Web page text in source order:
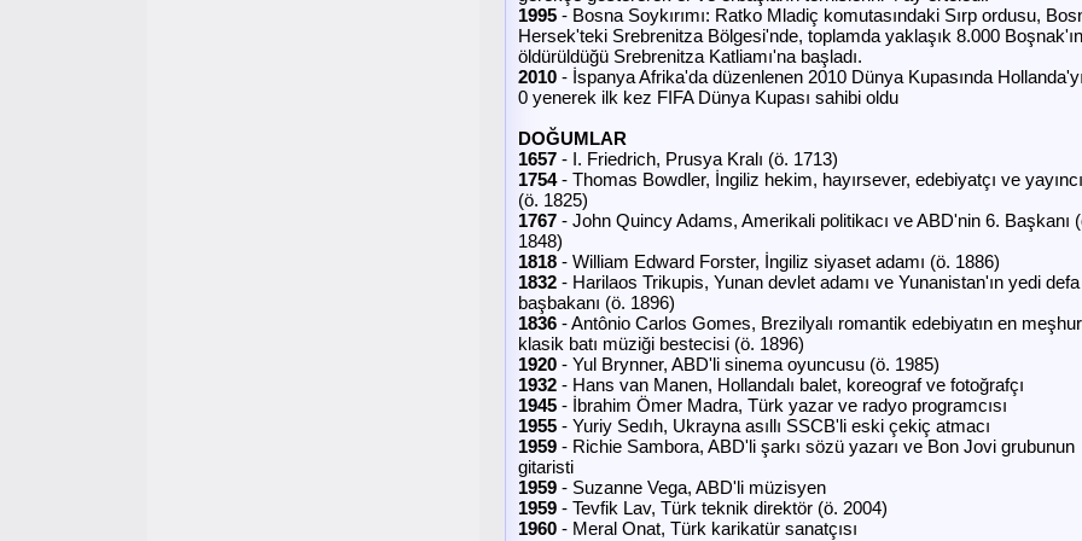
1995 - Bosna Soykırımı: Ratko Mladiç komutasındaki Sırp ordusu,
Hersek'teki Srebrenitza Bölgesi'nde, toplamda yaklaşık 8.000 Boşnak'ın
öldürüldüğü Srebrenitza Katliamı'na başladı.
2010 - İspanya Afrika'da düzenlenen 2010 Dünya Kupasında
0 yenerek ilk kez FIFA Dünya Kupası sahibi oldu
DOĞUMLAR
1657 - I. Friedrich, Prusya Kralı (ö. 1713)
1754- Thomas Bowdler, İngiliz hekim, hayırsever, edebiyatçı ve yayıncı
(ö. 1825)
1767 - John Quincy Adams, Amerikali politikacı ve ABD'nin 6. Başkanı
1848)
1818 - William Edward Forster, İngiliz siyaset adamı (ö. 1886)
1832 - Harilaos Trikupis, Yunan devlet adamı ve Yunanistan'ın yedi defa
başbakanı (ö. 1896)
1836 - Antônio Carlos Gomes, Brezilyalı romantik edebiyatın en meşhur
klasik batı müziği bestecisi (ö. 1896)
1920 - Yul Brynner, ABD'li sinema oyuncusu (ö. 1985)
1932 - Hans van Manen, Hollandalı balet, koreograf ve fotoğrafçı
1945 - İbrahim Ömer Madra, Türk yazar ve radyo programcısı
1955 - Yuriy Sedıh, Ukrayna asıllı SSCB'li eski çekiç atmacı
1959 - Richie Sambora, ABD'li şarkı sözü yazarı ve Bon Jovi grubunun
gitaristi
1959 - Suzanne Vega, ABD'li müzisyen
1959 - Tevfik Lav, Türk teknik direktör (ö. 2004)
1960 - Meral Onat, Türk karikatür sanatçısı